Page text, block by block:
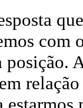
com
posição.